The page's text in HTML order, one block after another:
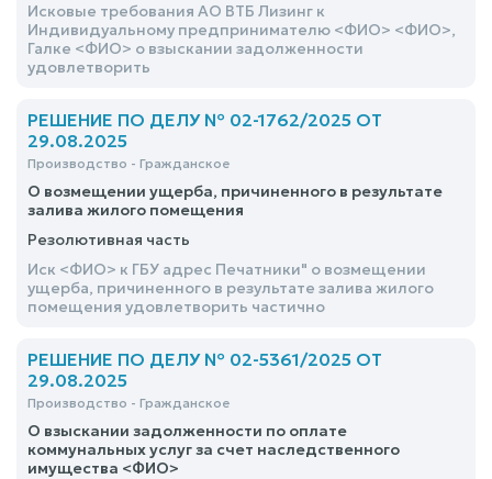
Исковые требования АО ВТБ Лизинг к
Индивидуальному предпринимателю <ФИО> <ФИО>,
Галке <ФИО> о взыскании задолженности
удовлетворить
РЕШЕНИЕ ПО ДЕЛУ № 02-1762/2025 ОТ
29.08.2025
Производство - Гражданское
О возмещении ущерба, причиненного в результате
залива жилого помещения
Резолютивная часть
Иск <ФИО> к ГБУ адрес Печатники" о возмещении
ущерба, причиненного в результате залива жилого
помещения удовлетворить частично
РЕШЕНИЕ ПО ДЕЛУ № 02-5361/2025 ОТ
29.08.2025
Производство - Гражданское
О взыскании задолженности по оплате
коммунальных услуг за счет наследственного
имущества <ФИО>